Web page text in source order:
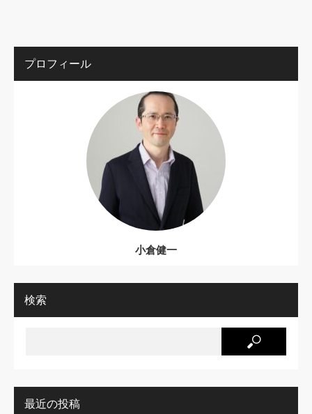
プロフィール
小倉健一
検索
最近の投稿